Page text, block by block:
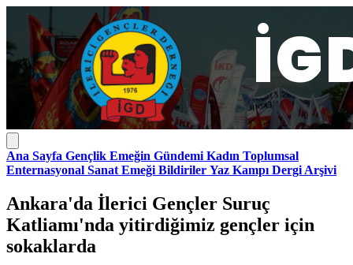
Ana Sayfa Gençlik Emeğin Gündemi Kadın Toplumsal
Enternasyonal Sanat Emeği Bildiriler Yaz Kampı Dergi Arşivi
Ankara'da İlerici Gençler Suruç
Katliamı'nda yitirdiğimiz gençler için
sokaklarda